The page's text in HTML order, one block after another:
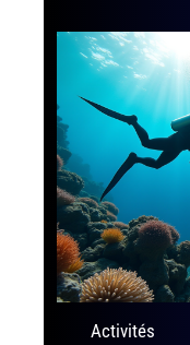
Activités